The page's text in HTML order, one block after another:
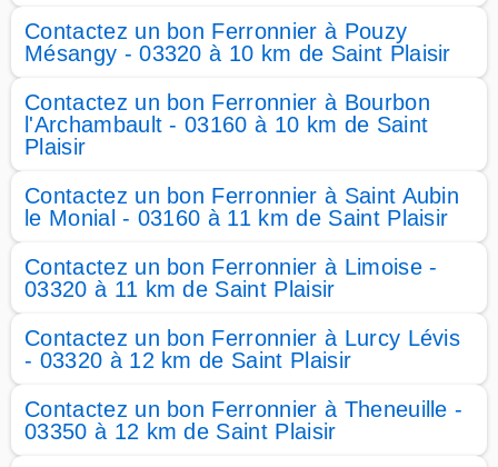
Contactez un bon Ferronnier à Pouzy
Mésangy - 03320 à 10 km de Saint Plaisir
Contactez un bon Ferronnier à Bourbon
l'Archambault - 03160 à 10 km de Saint
Plaisir
Contactez un bon Ferronnier à Saint Aubin
le Monial - 03160 à 11 km de Saint Plaisir
Contactez un bon Ferronnier à Limoise -
03320 à 11 km de Saint Plaisir
Contactez un bon Ferronnier à Lurcy Lévis
- 03320 à 12 km de Saint Plaisir
Contactez un bon Ferronnier à Theneuille -
03350 à 12 km de Saint Plaisir